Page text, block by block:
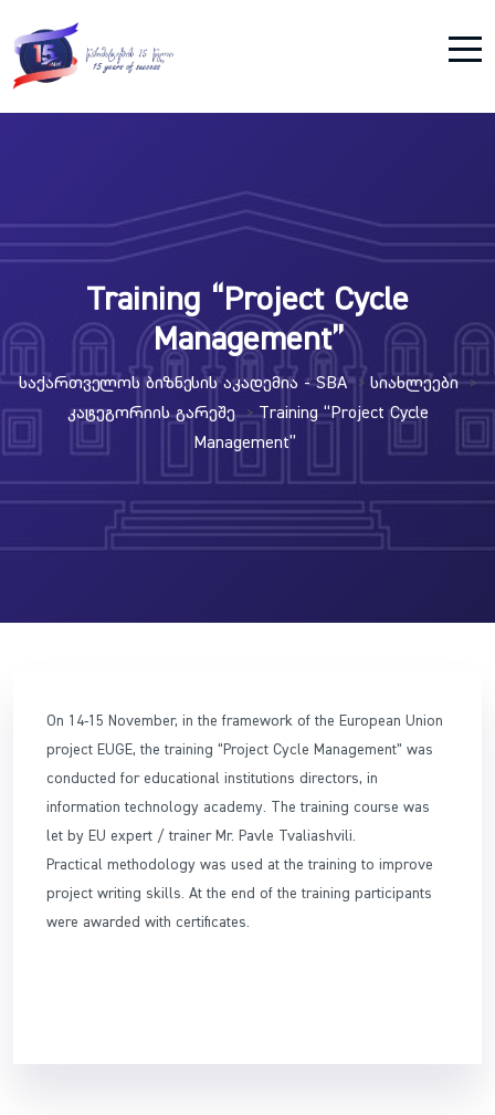
Training “Project Cycle
Management”
Საქართველოს Ბიზნესის Აკადემია - SBA > Სიახლეები >
Კატეგორიის Გარეშე >Training “Project Cycle
Management”
On 14-15 November, in the framework of the European Union
project EUGE, the training “Project Cycle Management” was
conducted for educational institutions directors, in
information technology academy. The training course was
let by EU expert / trainer Mr. Pavle Tvaliashvili.
Practical methodology was used at the training to improve
project writing skills. At the end of the training participants
were awarded with certificates.